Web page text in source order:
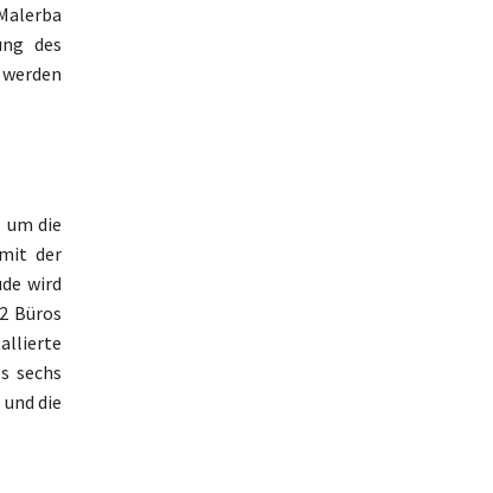
des
die
der
wird
Büros
sechs
die